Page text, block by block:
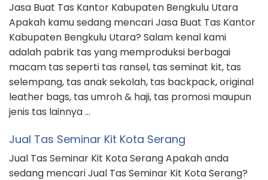
Jasa Buat Tas Kantor Kabupaten Bengkulu Utara
Apakah kamu sedang mencari Jasa Buat Tas Kantor
Kabupaten Bengkulu Utara? Salam kenal kami
adalah pabrik tas yang memproduksi berbagai
macam tas seperti tas ransel, tas seminat kit, tas
selempang, tas anak sekolah, tas backpack, original
leather bags, tas umroh & haji, tas promosi maupun
jenis tas lainnya …
Jual Tas Seminar Kit Kota Serang
Jual Tas Seminar Kit Kota Serang Apakah anda
sedang mencari Jual Tas Seminar Kit Kota Serang?